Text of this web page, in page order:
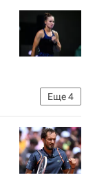
Еще4